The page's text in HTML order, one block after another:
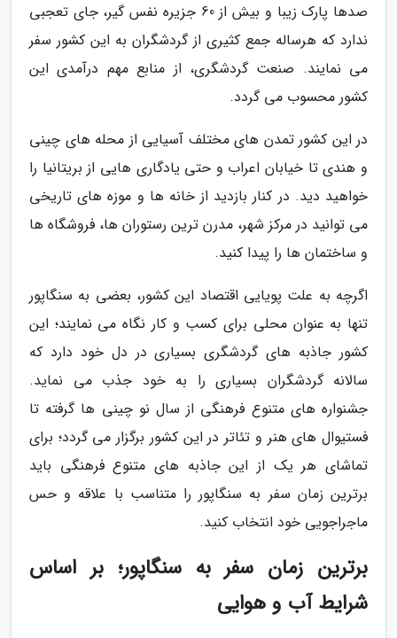
صدها پارک زیبا و بیش از 60 جزیره نفس گیر، جای تعجبی
ندارد که هرساله جمع کثیری از گردشگران به این کشور سفر
می نمایند. صنعت گردشگری، از منابع مهم درآمدی این
کشور محسوب می گردد.
در این کشور تمدن های مختلف آسیایی از محله های چینی
و هندی تا خیابان اعراب و حتی یادگاری هایی از بریتانیا را
خواهید دید. در کنار بازدید از خانه ها و موزه های تاریخی
می توانید در مرکز شهر، مدرن ترین رستوران ها، فروشگاه ها
و ساختمان ها را پیدا کنید.
اگرچه به علت پویایی اقتصاد این کشور، بعضی به سنگاپور
تنها به عنوان محلی برای کسب و کار نگاه می نمایند؛ این
کشور جاذبه های گردشگری بسیاری در دل خود دارد که
سالانه گردشگران بسیاری را به خود جذب می نماید.
جشنواره های متنوع فرهنگی از سال نو چینی ها گرفته تا
فستیوال های هنر و تئاتر در این کشور برگزار می گردد؛ برای
تماشای هر یک از این جاذبه های متنوع فرهنگی باید
برترین زمان سفر به سنگاپور را متناسب با علاقه و حس
ماجراجویی خود انتخاب کنید.
برترین زمان سفر به سنگاپور؛ بر اساس
شرایط آب و هوایی